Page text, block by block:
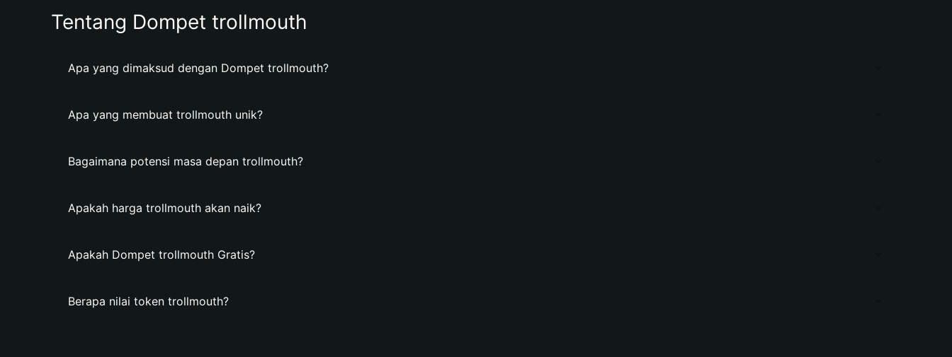
Tentang Dompet trollmouth
Apa yang dimaksud dengan Dompet trollmouth?
Apa yang membuat trollmouth unik?
Bagaimana potensi masa depan trollmouth?
Apakah harga trollmouth akan naik?
Apakah Dompet trollmouth Gratis?
Berapa nilai token trollmouth?